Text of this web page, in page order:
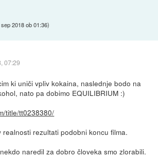
2018 ob 01:36)
07:29
ki uniči vpliv kokaina, naslednje bodo na
nato pa dobimo EQUILIBRIUM :)
title/tt0238380/
realnosti rezultati podobni koncu filma.
naredil za dobro človeka smo zlorabili.